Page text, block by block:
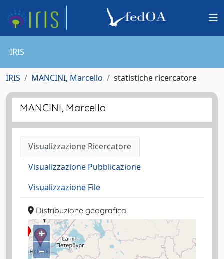
IRIS
IRIS MANCINI, Marcello statistiche ricercatore
MANCINI, Marcello
Visualizzazione Ricercatore
Visualizzazione Pubblicazione
Visualizzazione File
Distribuzione geografica
+
–